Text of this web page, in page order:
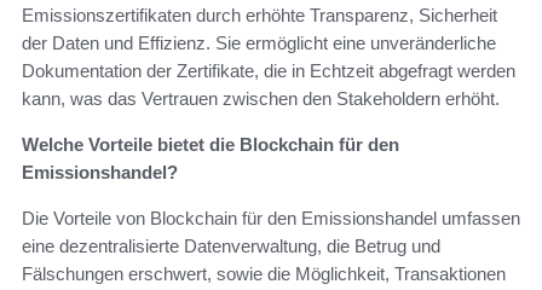
Emissionszertifikaten durch erhöhte Transparenz, Sicherheit
der Daten und Effizienz. Sie ermöglicht eine unveränderliche
Dokumentation der Zertifikate, die in Echtzeit abgefragt werden
kann, was das Vertrauen zwischen den Stakeholdern erhöht.
Welche Vorteile bietet die Blockchain für den
Emissionshandel?
Die Vorteile von Blockchain für den Emissionshandel umfassen
eine dezentralisierte Datenverwaltung, die Betrug und
Fälschungen erschwert, sowie die Möglichkeit, Transaktionen